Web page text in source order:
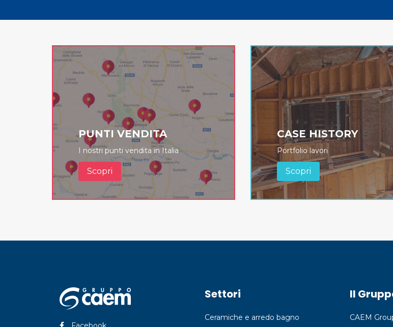
PUNTI VENDITA
I nostri punti vendita in Italia
Scopri
CASE HISTORY
Portfolio lavori
Scopri
Settori
Ceramiche e arredo bagno
Il
CAEM